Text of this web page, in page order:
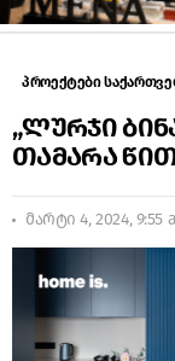
პროექტები
„ლურჯი
თამარა
მარტი 4, 2024, 9:55